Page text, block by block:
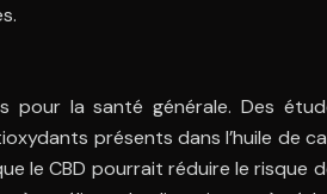
pour la santé générale. Des
présents dans l’huile de
le CBD pourrait réduire le risque